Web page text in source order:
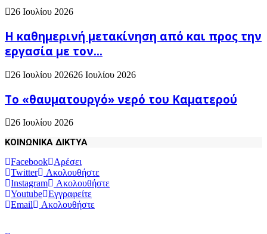
26 Ιουλίου 2026
H καθημερινή μετακίνηση από και προς την
εργασία με τον...
26 Ιουλίου 202626 Ιουλίου 2026
Το «θαυματουργό» νερό του Καματερού
26 Ιουλίου 2026
ΚΟΙΝΩΝΙΚΑ ΔΙΚΤΥΑ
Facebook
Αρέσει
Twitter
Ακολουθήστε
Instagram
Ακολουθήστε
Youtube Εγγραφείτε
Email
Ακολουθήστε